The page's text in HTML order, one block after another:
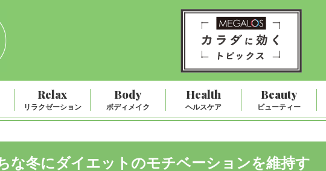
Relax
リラクゼーション
Body
ボディメイク
Health
ヘルスケア
Beauty
ビューティー
な冬にダイエットのモチベーションを維持す